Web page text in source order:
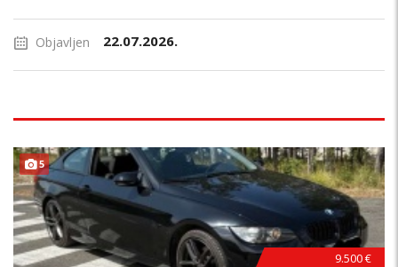
Objavljen 22.07.2026.
5 B
E
Z
U
L
A
G
A
N
J
A
!
9.500 €